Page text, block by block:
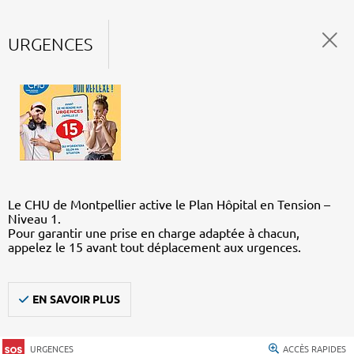
URGENCES
Le CHU de Montpellier active le Plan Hôpital en Tension –
Niveau 1.
Pour garantir une prise en charge adaptée à chacun,
appelez le 15 avant tout déplacement aux urgences.
EN SAVOIR PLUS
URGENCES ACCÈS RAPIDES